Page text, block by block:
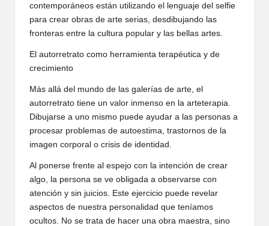
contemporáneos están utilizando el lenguaje del selfie
para crear obras de arte serias, desdibujando las
fronteras entre la cultura popular y las bellas artes.
El autorretrato como herramienta terapéutica y de
crecimiento
Más allá del mundo de las galerías de arte, el
autorretrato tiene un valor inmenso en la arteterapia.
Dibujarse a uno mismo puede ayudar a las personas a
procesar problemas de autoestima, trastornos de la
imagen corporal o crisis de identidad.
Al ponerse frente al espejo con la intención de crear
algo, la persona se ve obligada a observarse con
atención y sin juicios. Este ejercicio puede revelar
aspectos de nuestra personalidad que teníamos
ocultos. No se trata de hacer una obra maestra, sino